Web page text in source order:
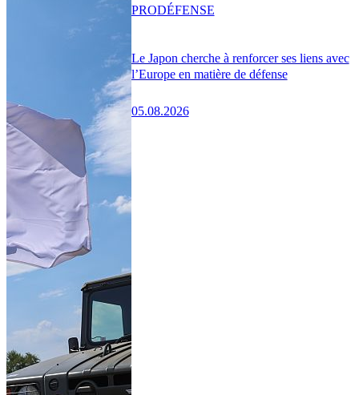
Le Japon cherche à renforcer ses liens avec
l’Europe en matière de défense
05.08.2026
PRODÉFENSE